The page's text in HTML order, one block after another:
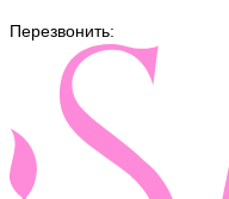
Перезвонить: